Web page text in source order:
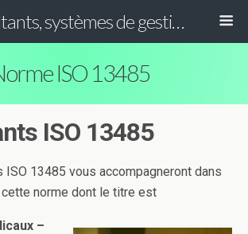
Consultants, systèmes de gestion ISO, HACCP et GFSI
ISO 13485
ISO 13485
13485 vous accompagneront dans
cette norme dont le titre est
–